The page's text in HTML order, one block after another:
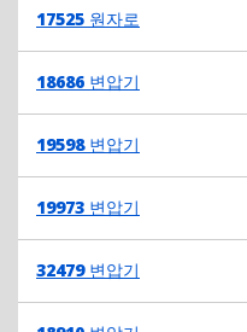
17525 원자로
18686 변압기
19598변압기
19973 변압기
32479변압기